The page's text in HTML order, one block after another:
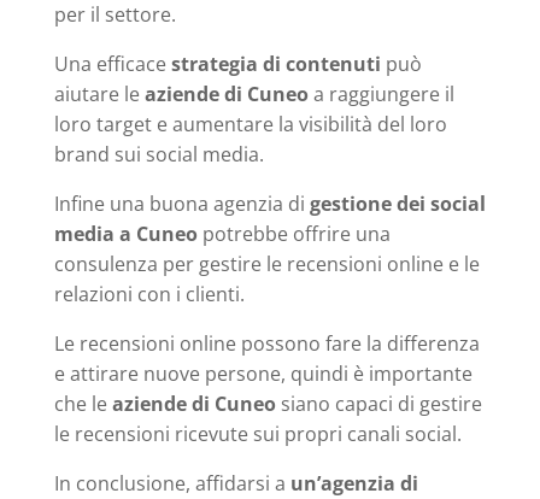
per il settore.
Una efficacestrategia di contenuti può
aiutare leaziende di Cuneoa raggiungere il
loro target e aumentare la visibilità del loro
brand sui social media.
Infine una buona agenzia di gestione dei social
media a Cuneopotrebbe offrire una
consulenza per gestire le recensioni online e le
relazioni con i clienti.
Le recensioni online possono fare la differenza
e attirare nuove persone, quindi è importante
che leaziende di Cuneosiano capaci di gestire
le recensioni ricevute sui propri canali social.
In conclusione, affidarsi a un’agenzia di